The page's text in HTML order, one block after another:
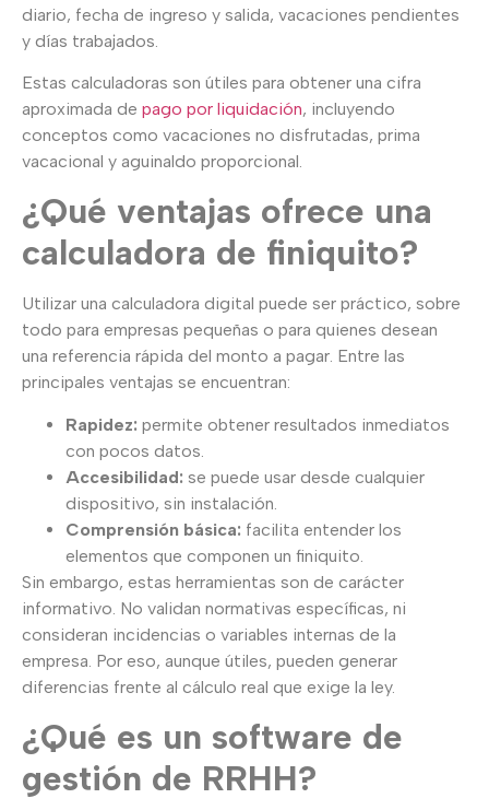
diario, fecha de ingreso y salida, vacaciones pendientes
y días trabajados.
Estas calculadoras son útiles para obtener una cifra
aproximada de pago por liquidación, incluyendo
conceptos como vacaciones no disfrutadas, prima
vacacional y aguinaldo proporcional.
¿Qué ventajas ofrece una
calculadora de finiquito?
Utilizar una calculadora digital puede ser práctico, sobre
todo para empresas pequeñas o para quienes desean
una referencia rápida del monto a pagar. Entre las
principales ventajas se encuentran:
Rapidez: permite obtener resultados inmediatos
con pocos datos.
Accesibilidad: se puede usar desde cualquier
dispositivo, sin instalación.
Comprensión básica: facilita entender los
elementos que componen un finiquito.
Sin embargo, estas herramientas son de carácter
informativo. No validan normativas específicas, ni
consideran incidencias o variables internas de la
empresa. Por eso, aunque útiles, pueden generar
diferencias frente al cálculo real que exige la ley.
¿Qué es un software de
gestión de RRHH?